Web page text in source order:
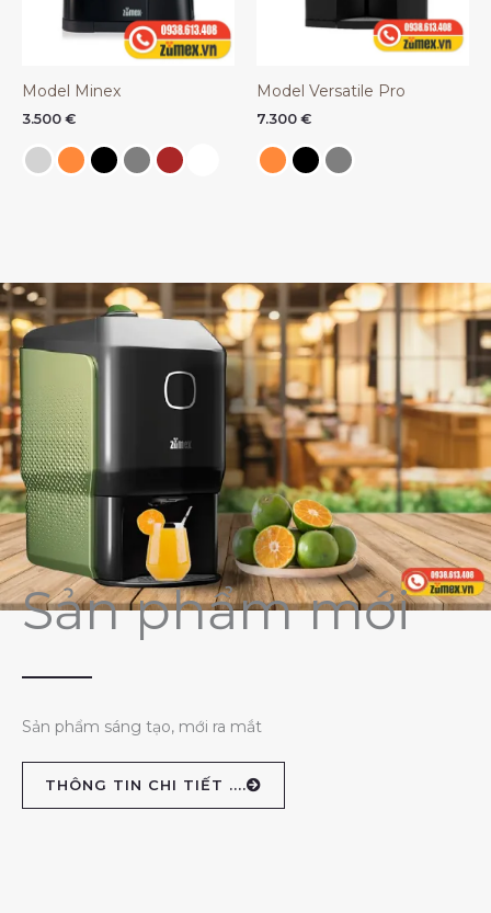
Model Minex
3.500 €
Model Versatile Pro
7.300 €
Sản phẩm mới
Sản phẩm sáng tạo, mới ra mắt
THÔNG TIN CHI TIẾT ....